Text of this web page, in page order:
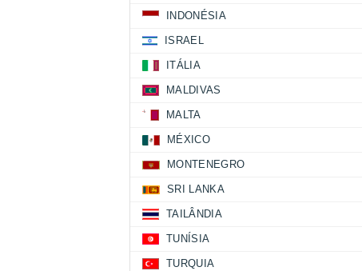
INDONÉSIA
ISRAEL
ITÁLIA
MALDIVAS
MALTA
MÉXICO
MONTENEGRO
SRI LANKA
TAILÂNDIA
TUNÍSIA
TURQUIA